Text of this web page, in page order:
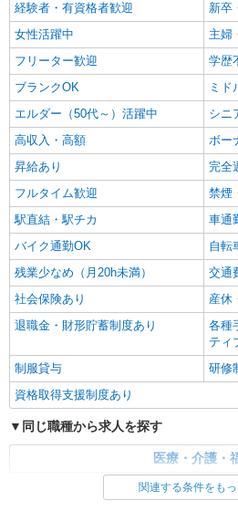
キープ
派遣社員
株式会社kotrio /●MT-H-2117782
＜甲斐市＞デイサ
もOK！子育て世代
時給1500円〜
通費全支給(ガソリン
甲斐市内 ≪車
キープ
経験者・有資格者歓迎
新卒
女性活躍中
主婦
フリーター歓迎
学歴
ブランクOK
ミド
エルダー（50代～）活躍中
シニ
高収入・高額
ボー
昇給あり
完全
フルタイム歓迎
禁煙
駅直結・駅チカ
車通
バイク通勤OK
自転
残業少なめ（月20h未満）
交通
社会保険あり
産休
退職金・財形貯蓄制度あり
各種
ティ
制服貸与
研修
資格取得支援制度あり
同じ職種から求人を探す
医療・介護・
関連する条件をも